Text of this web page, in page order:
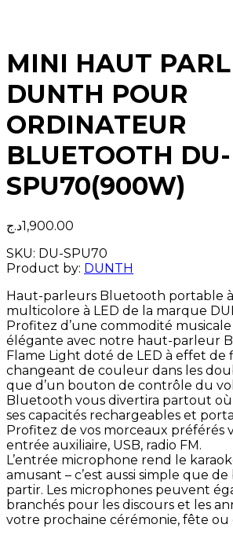
MINI HAUT
DUNTH POUR
ORDINATEUR
BLUETOOTH DU-
SPU70(900W)
1,900.00د.ج
SKU: DU-SPU70
Product by: DUNTH
Haut-parleurs Bluetooth portable
multicolore à LED de la marque
Profitez d’une commodité
élégante avec notre haut-parleur
Flame Light doté de LED à effet de
changeant de couleur dans les
que d’un bouton de contrôle du
Bluetooth vous divertira partout où
ses capacités rechargeables et
Profitez de vos morceaux préférés
entrée auxiliaire, USB, radio FM.
L’entrée microphone rend le
amusant – c’est aussi simple que
partir. Les microphones peuvent
branchés pour les discours et les
votre prochaine cérémonie, fête ou